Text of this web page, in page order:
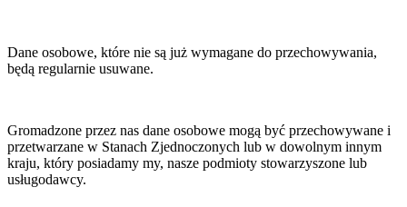
Dane osobowe, które nie są już wymagane do przechowywania,
będą regularnie usuwane.
Gromadzone przez nas dane osobowe mogą być przechowywane i
przetwarzane w Stanach Zjednoczonych lub w dowolnym innym
kraju, który posiadamy my, nasze podmioty stowarzyszone lub
usługodawcy.